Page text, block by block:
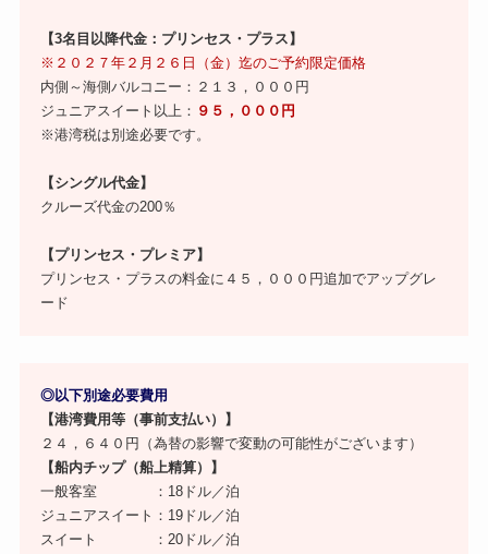
【3名目以降代金：プリンセス・プラス】
※ ２０２７年２月２６日（金）迄のご予約限定価格
内側～海側バルコニー：２１３，０００円
ジュニアスイート以上： ９５，０００円
※港湾税は別途必要です。
【シングル代金】
クルーズ代金の200％
【プリンセス・プレミア】
プリンセス・プラスの料金に４５，０００円追加でアップグレ
ード
◎以下別途必要費用
【港湾費用等（事前支払い）】
２４，６４０円（為替の影響で変動の可能性がございます）
【船内チップ（船上精算）】
一般客室 ：18ドル／泊
ジュニアスイート：19ドル／泊
スイート ：20ドル／泊